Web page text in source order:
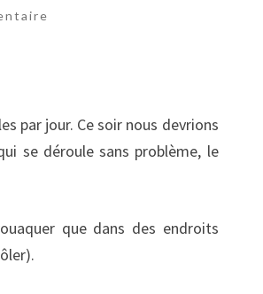
par jour. Ce soir nous devrions
se déroule sans problème, le
que dans des endroits